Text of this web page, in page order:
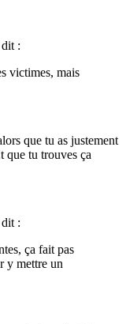
:
victimes, mais
que tu as justement
que tu trouves ça
:
ça fait pas
y mettre un